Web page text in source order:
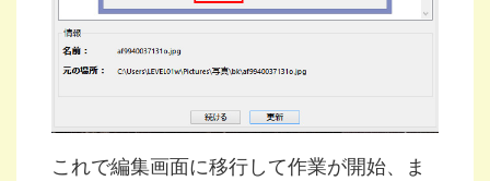
これで編集画面に移行して作業が開始、ま